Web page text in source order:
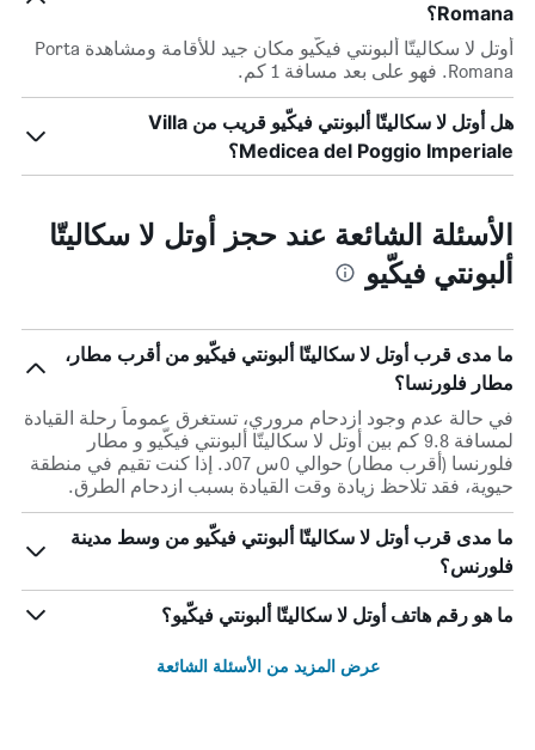
Romana؟
أوتل لا سكاليتّا ألبونتي فيكّيو مكان جيد للأقامة ومشاهدة Porta
Romana. فهو على بعد مسافة 1 كم.
هل أوتل لا سكاليتّا ألبونتي فيكّيو قريب من Villa
Medicea del Poggio Imperiale؟
الأسئلة الشائعة عند حجز أوتل لا سكاليتّا
ألبونتي فيكّيو
ما مدى قرب أوتل لا سكاليتّا ألبونتي فيكّيو من أقرب مطار،
مطار فلورنسا؟
في حالة عدم وجود ازدحام مروري، تستغرق عموماً رحلة القيادة
لمسافة 9.8 كم بين أوتل لا سكاليتّا ألبونتي فيكّيو و مطار
فلورنسا (أقرب مطار) حوالي 0س 07د. إذا كنت تقيم في منطقة
حيوية، فقد تلاحظ زيادة وقت القيادة بسبب ازدحام الطرق.
ما مدى قرب أوتل لا سكاليتّا ألبونتي فيكّيو من وسط مدينة
فلورنس؟
ما هو رقم هاتف أوتل لا سكاليتّا ألبونتي فيكّيو؟
عرض المزيد من الأسئلة الشائعة